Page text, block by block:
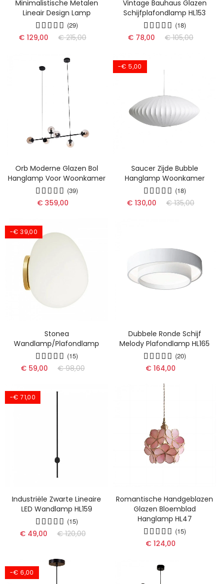
Minimalistische Metalen
Lineair Design Lamp
(29)
€ 129,00 € 215,00
Vintage Bauhaus Glazen
Schijfplafondlamp HL153
(18)
€ 78,00 € 105,00
Orb Moderne Glazen Bol
Hanglamp Voor Woonkamer
(39)
€ 359,00
-€ 5,00
Saucer Zijde Bubble
Hanglamp Woonkamer
(18)
€ 130,00 € 135,00
-€ 39,00
Stonea
Wandlamp/Plafondlamp
(15)
€ 59,00 € 98,00
Dubbele Ronde Schijf
Melody Plafondlamp HL165
(20)
€ 164,00
-€ 71,00
Industriële Zwarte Lineaire
LED Wandlamp HL159
(15)
€ 49,00 € 120,00
Romantische Handgeblazen
Glazen Bloemblad
Hanglamp HL47
(15)
€ 124,00
-€ 6,00